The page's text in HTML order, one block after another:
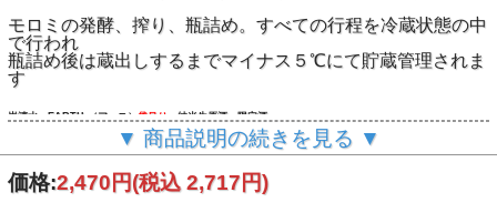
モロミの発酵、搾り、瓶詰め。すべての行程を冷蔵状態の中
で行われ
瓶詰め後は蔵出しするまでマイナス５℃にて貯蔵管理されま
す
岩清水 EARTH （アース） 袋吊り 純米生原酒 限定酒
地球を酒銘に冠した神秘の酒
圧力をかけず、滴り落ちた雫だけを瓶詰めした、まさに袋吊
り
▼ 商品説明の続きを見る ▼
価格:2,470円(税込 2,717円)